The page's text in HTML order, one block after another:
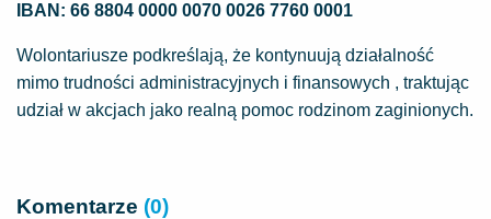
IBAN: 66 8804 0000 0070 0026 7760 0001
Wolontariusze podkreślają, że kontynuują działalność
mimo trudności administracyjnych i finansowych , traktując
udział w akcjach jako realną pomoc rodzinom zaginionych.
Komentarze (0)